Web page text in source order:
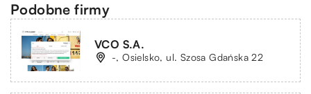
Podobne firmy
VCO S.A.
-, Osielsko, ul. Szosa Gdańska 22